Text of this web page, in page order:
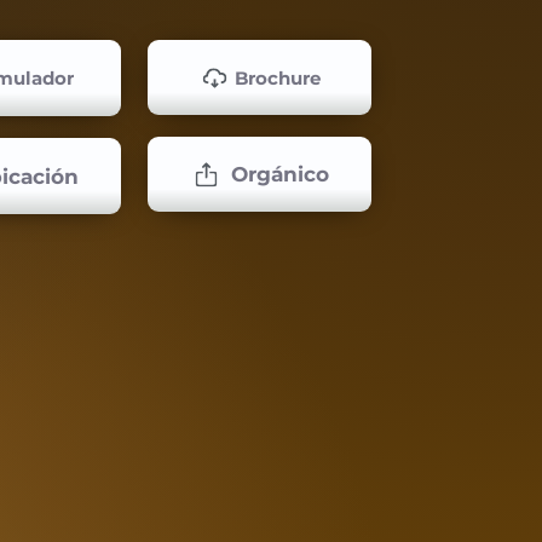
Brochure
Orgánico